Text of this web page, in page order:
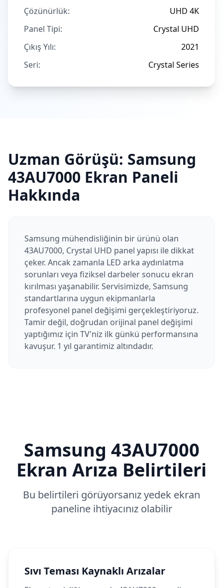
Çözünürlük:
UHD 4K
Panel Tipi:
Crystal UHD
Çıkış Yılı:
2021
Seri:
Crystal Series
Uzman Görüşü: Samsung
43AU7000 Ekran Paneli
Hakkında
Samsung mühendisliğinin bir ürünü olan
43AU7000, Crystal UHD panel yapısı ile dikkat
çeker. Ancak zamanla LED arka aydınlatma
sorunları veya fiziksel darbeler sonucu ekran
kırılması yaşanabilir. Servisimizde, Samsung
standartlarına uygun ekipmanlarla
profesyonel panel değişimi gerçekleştiriyoruz.
Tamir değil, doğrudan orijinal panel değişimi
yaptığımız için TV'niz ilk günkü performansına
kavuşur. 1 yıl garantimiz altındadır.
Samsung 43AU7000
Ekran Arıza Belirtileri
Bu belirtileri görüyorsanız yedek ekran
paneline ihtiyacınız olabilir
Sıvı Teması Kaynaklı Arızalar